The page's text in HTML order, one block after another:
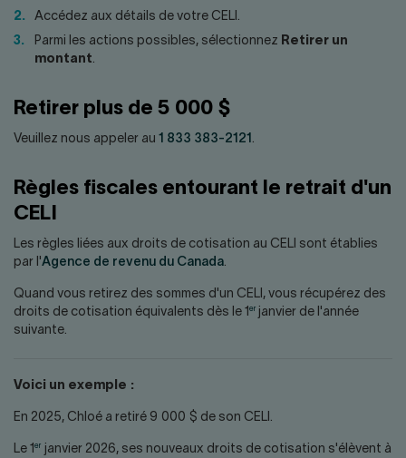
Accédez aux détails de votre CELI.
Parmi les actions possibles, sélectionnez Retirer un
montant.
Retirer plus de 5 000 $
Veuillez nous appeler au 1 833 383-2121 .
Règles fiscales entourant le retrait d'un
CELI
Les règles liées aux droits de cotisation au CELI sont établies
par l'Agence de revenu du Canada.
Quand vous retirez des sommes d'un CELI, vous récupérez des
droits de cotisation équivalents dès le 1 er janvier de l'année
suivante.
Voici un exemple :
En 2025, Chloé a retiré 9 000 $ de son CELI.
Le 1 er
janvier 2026, ses nouveaux droits de cotisation s'élèvent à